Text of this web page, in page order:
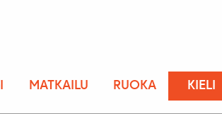
MATKAILU RUOKA KIELI